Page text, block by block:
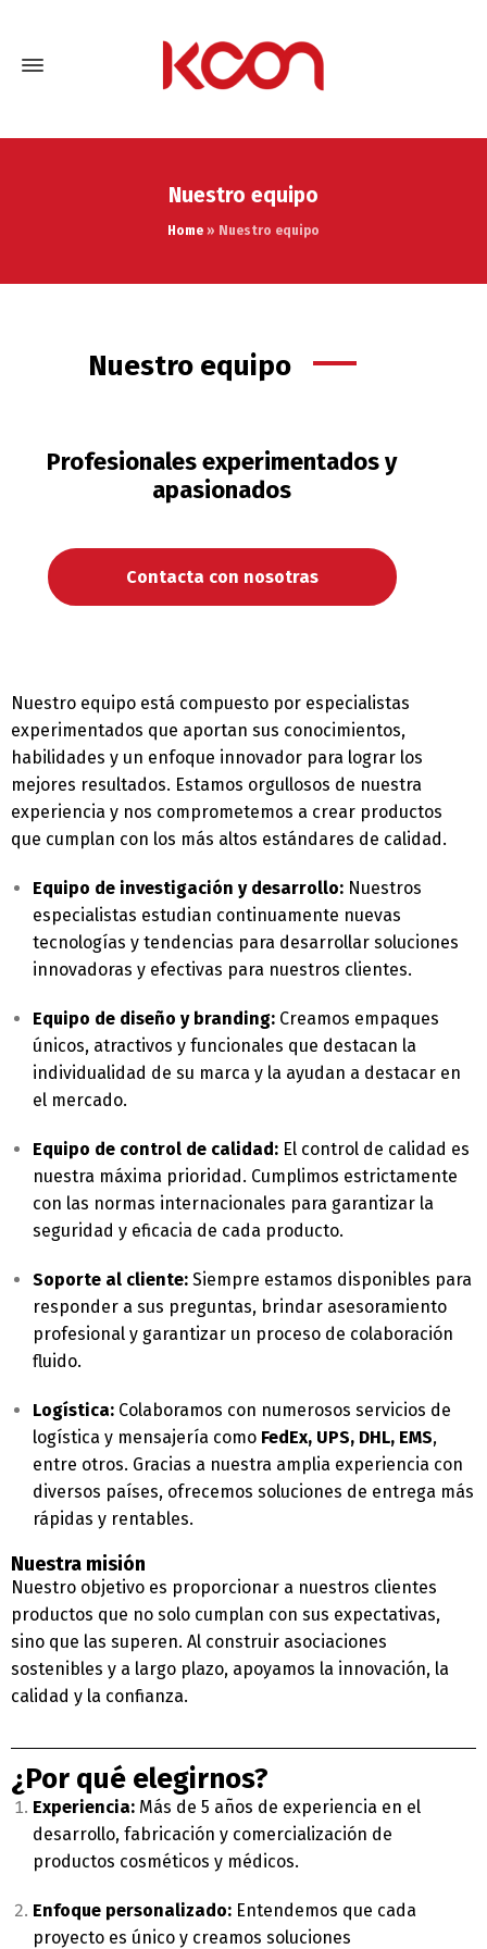
Nuestro equipo
Home » Nuestro equipo
Nuestro equipo
Profesionales experimentados y
apasionados
Сontacta con nosotras
Nuestro equipo está compuesto por especialistas
experimentados que aportan sus conocimientos,
habilidades y un enfoque innovador para lograr los
mejores resultados. Estamos orgullosos de nuestra
experiencia y nos comprometemos a crear productos
que cumplan con los más altos estándares de calidad.
Equipo de investigación y desarrollo: Nuestros
especialistas estudian continuamente nuevas
tecnologías y tendencias para desarrollar soluciones
innovadoras y efectivas para nuestros clientes.
Equipo de diseño y branding: Creamos empaques
únicos, atractivos y funcionales que destacan la
individualidad de su marca y la ayudan a destacar en
el mercado.
Equipo de control de calidad: El control de calidad es
nuestra máxima prioridad. Cumplimos estrictamente
con las normas internacionales para garantizar la
seguridad y eficacia de cada producto.
Soporte al cliente: Siempre estamos disponibles para
responder a sus preguntas, brindar asesoramiento
profesional y garantizar un proceso de colaboración
fluido.
Logística: Colaboramos con numerosos servicios de
logística y mensajería como FedEx, UPS, DHL, EMS,
entre otros. Gracias a nuestra amplia experiencia con
diversos países, ofrecemos soluciones de entrega más
rápidas y rentables.
Nuestra misión
Nuestro objetivo es proporcionar a nuestros clientes
productos que no solo cumplan con sus expectativas,
sino que las superen. Al construir asociaciones
sostenibles y a largo plazo, apoyamos la innovación, la
calidad y la confianza.
¿Por qué elegirnos?
Experiencia: Más de 5 años de experiencia en el
desarrollo, fabricación y comercialización de
productos cosméticos y médicos.
Enfoque personalizado: Entendemos que cada
proyecto es único y creamos soluciones